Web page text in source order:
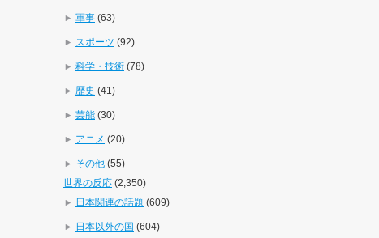
軍事 (63)
スポーツ (92)
科学・技術 (78)
歴史 (41)
芸能 (30)
アニメ (20)
その他 (55)
世界の反応 (2,350)
日本関連の話題 (609)
日本以外の国 (604)